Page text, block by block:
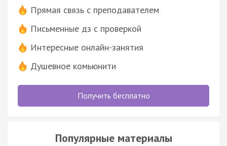
Прямая связь с преподавателем
Письменные дз с проверкой
Интересные онлайн-занятия
Душевное комьюнити
Получить бесплатно
Популярные материалы